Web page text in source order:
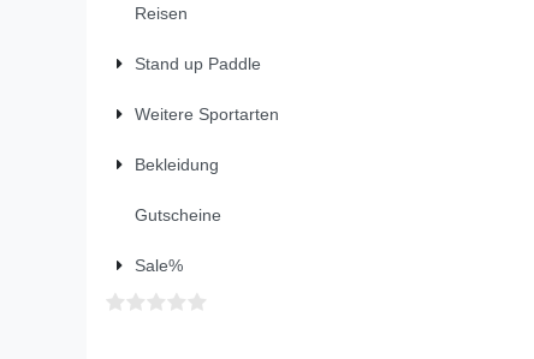
Reisen
Stand up Paddle
Weitere Sportarten
Bekleidung
Gutscheine
Sale%